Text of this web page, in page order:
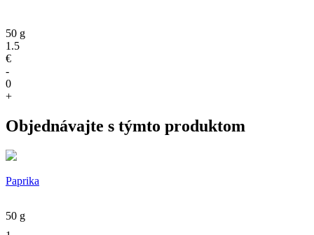
50 g
1.5
€
-
0
+
Objednávajte s týmto produktom
Paprika
50 g